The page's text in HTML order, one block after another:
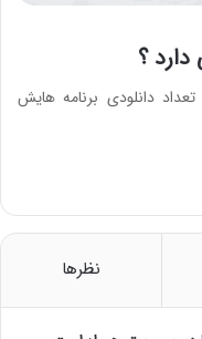
دارد ؟
دانلودی برنامه هایش
نظرها